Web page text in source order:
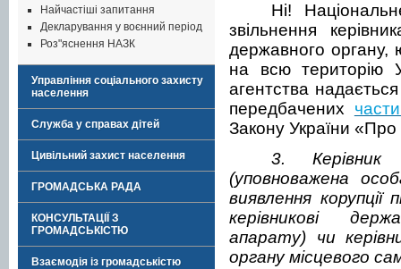
Найчастіші запитання
Декларування у воєнний період
Роз"яснення НАЗК
Управління соціального захисту
населення
Служба у справах дітей
Цивільний захист населення
ГРОМАДСЬКА РАДА
КОНСУЛЬТАЦІЇ З
ГРОМАДСЬКІСТЮ
Взаємодія із громадськістю
Ні!
звільнення
державного органу,
на всю територію
агентства
передбачених
Закону України «Про
3. Керівник
(уповноважена
виявлення корупції
керівникові
апарату) чи
органу місцевого